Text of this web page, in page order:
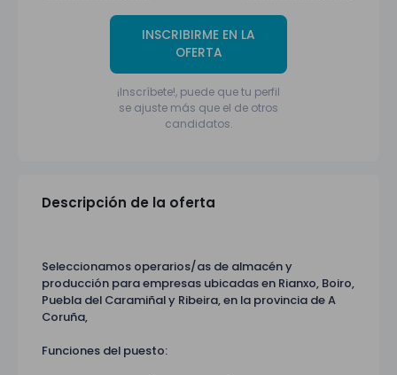
INSCRIBIRME EN LA
OFERTA
¡Inscríbete!, puede que tu perfil
se ajuste más que el de otros
candidatos.
Descripción de la oferta
Seleccionamos operarios/as de almacén y
producción para empresas ubicadas en Rianxo, Boiro,
Puebla del Caramiñal y Ribeira, en la provincia de A
Coruña,
Funciones del puesto: